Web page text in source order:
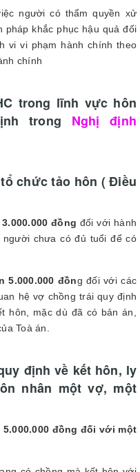
người có thẩm quyền xử
khắc phục hậu quả đối
vi vi phạm hành chính theo
chính
trong lĩnh vực hôn
trong Nghị định
chức tảo hôn ( Điều
đồng đối với hành
chưa có đủ tuổi để có
5.000.000 đồng đối với các
hệ vợ chồng trái quy định
hôn, mặc dù đã có bản án,
Toà án.
định về kết hôn, ly
nhân một vợ, một
đồng đối với một